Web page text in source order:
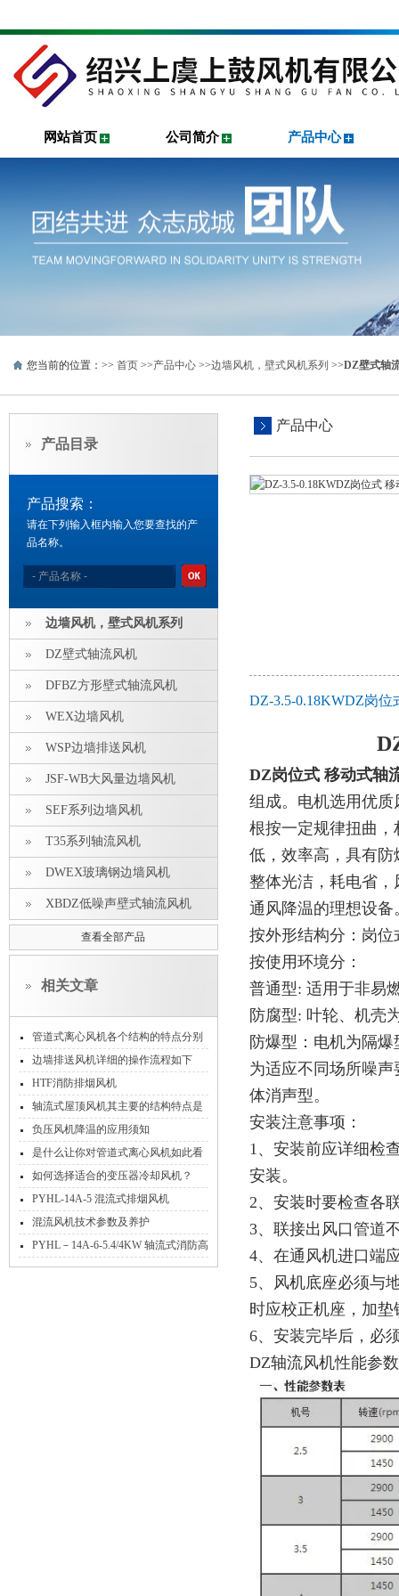
网站首页 公司简介 产品中心
您当前的位置：>> 首页 >>产品中心 >>边墙风机，壁式风机系列 >>DZ壁式轴
产品目录
产品搜索：
请在下列输入框内输入您要查找的产
品名称。
边墙风机，壁式风机系列
DZ壁式轴流风机
DFBZ方形壁式轴流风机
WEX边墙风机
WSP边墙排送风机
JSF-WB大风量边墙风机
SEF系列边墙风机
T35系列轴流风机
DWEX玻璃钢边墙风机
XBDZ低噪声壁式轴流风机
查看全部产品
相关文章
管道式离心风机各个结构的特点分别
是什么
边墙排送风机详细的操作流程如下
HTF消防排烟风机
轴流式屋顶风机其主要的结构特点是
什么？
负压风机降温的应用须知
是什么让你对管道式离心风机如此看
好的
如何选择适合的变压器冷却风机？
PYHL-14A-5 混流式排烟风机
混流风机技术参数及养护
PYHL－14A-6-5.4/4KW 轴流式消防高
温排烟混流风机
产品中心
DZ-3.5-0.18KWDZ岗
DZ岗位式 移动式轴
组成。电机选用优
根按一定规律扭曲
低，效率高，具有
整体光洁，耗电省
通风降温的理想设备
按外形结构分：岗
按使用环境分：
普通型: 适用于非易
防腐型: 叶轮、机壳
防爆型：电机为隔
为适应不同场所噪
体消声型。
安装注意事项：
1、安装前应详细检
安装。
2、安装时要检查各
3、联接出风口管道
4、在通风机进口端
5、风机底座必须与
时应校正机座，加
6、安装完毕后，必
DZ轴流风机性能参